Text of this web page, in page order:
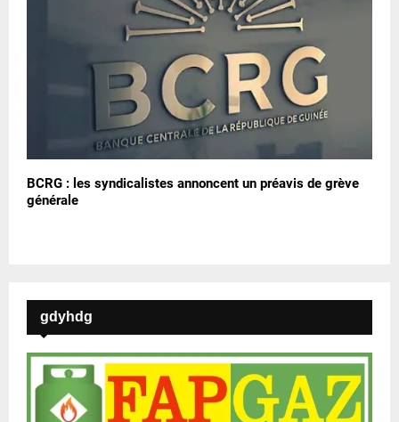
BCRG : les syndicalistes annoncent un préavis de grève
générale
gdyhdg